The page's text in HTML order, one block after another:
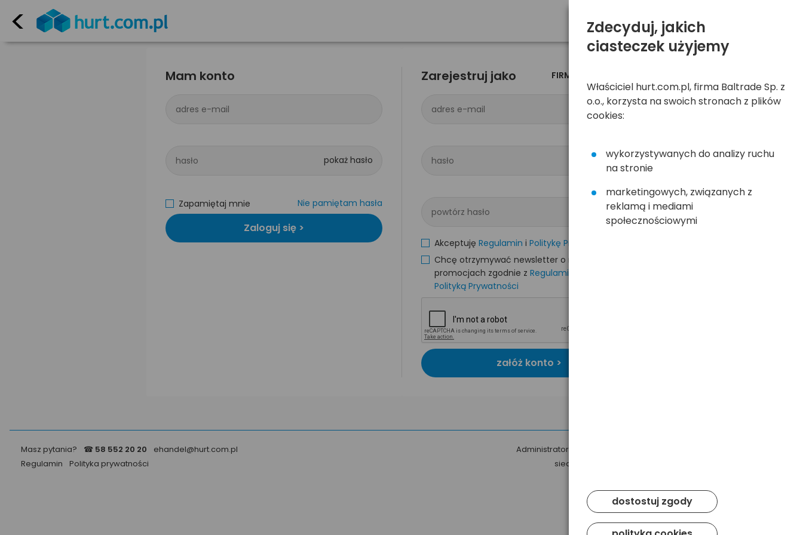
<
Mam konto
adres e-mail
hasło
Zapamiętaj mnie Nie pamiętam hasła
Zarejestruj jako FIRMA
adres e-mail
hasło
powtórz hasło
Akceptuję Regulamin i Politykę Prywatności
Chcę otrzymywać newsletter o nowościach i
promocjach zgodnie z Regulaminem
Polityką Prywatności
załóż konto >
Masz pytania? ☎ 58 552 20 20
ehandel@hurt.com.pl
Regulamin
Polityka prywatności
Administratorem Twoich danych osobowych jest Baltrade sp. z o.o. z
siedzibą w Gdańsku przy ul. Geodetów 24, 80-298 Gdańsk.
Zdecyduj, jakich
ciasteczek użyjemy
Właściciel hurt.com.pl, firma Baltrade Sp. z
o.o., korzysta na swoich stronach z plików
cookies:
wykorzystywanych do analizy ruchu
na stronie
marketingowych, związanych z
reklamą i mediami
społecznościowymi
dostostuj zgody